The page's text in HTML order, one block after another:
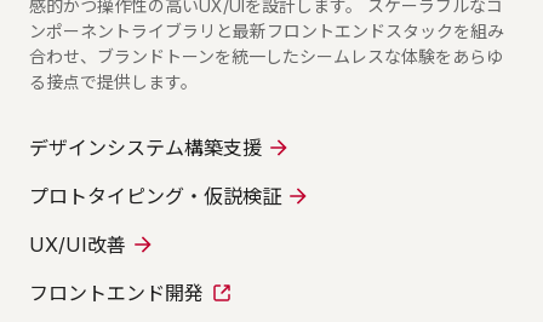
感的かつ操作性の高いUX/UIを設計します。 スケーラブルなコ
ンポーネントライブラリと最新フロントエンドスタックを組み
合わせ、ブランドトーンを統一したシームレスな体験をあらゆ
る接点で提供します。
デザインシステム構築支援
プロトタイピング・仮説検証
UX/UI改善
フロントエンド開発